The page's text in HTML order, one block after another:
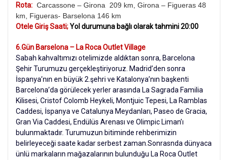
Rota: Carcassone – Girona 209 km, Girona – Figueras 48
km, Figueras- Barselona 146 km
Otele Giriş Saati;Yol durumuna bağlı olarak tahmini 20:00
6.Gün Barselona – La Roca Outlet Village
Sabah kahvaltımızı otelimizde aldıktan sonra, Barcelona
Şehir Turumuzu gerçekleştiriyoruz. Madrid’den sonra
İspanya’nın en büyük 2.şehri ve Katalonya’nın başkenti
Barcelona’da görülecek yerler arasında La Sagrada Familia
Kilisesi, Cristof Colomb Heykeli, Montjuic Tepesi, La Ramblas
Caddesi, İspanya ve Catalunya Meydanları, Paseo de Gracia,
Gran Via Caddesi, Endülüs Arenası ve Olimpic Liman’ı
bulunmaktadır. Turumuzun bitiminde rehberimizin
belirleyeceği saate kadar serbest zaman.Sonrasnda dünyaca
ünlü markaların mağazalarının bulunduğu La Roca Outlet